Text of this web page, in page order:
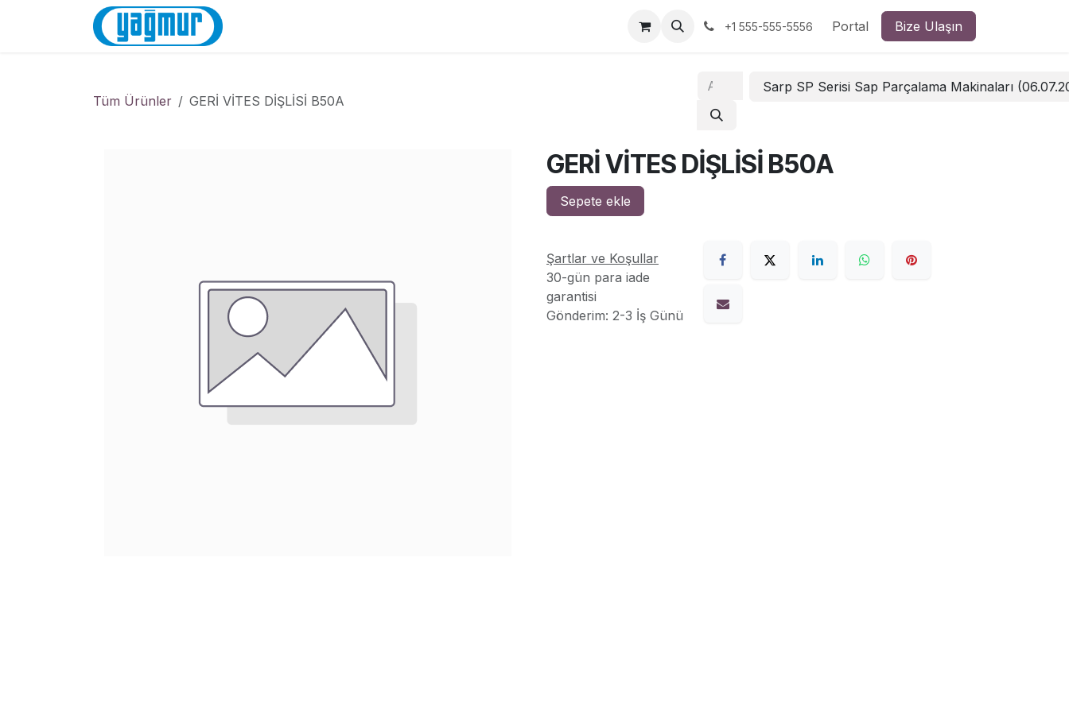
+1 555-555-5556 Portal Bize Ulaşın
Tüm Ürünler GERİ VİTES DİŞLİSİ B50A
Sarp SP Serisi Sap Parçalama Makinaları
GERİ VİTES DİŞLİSİ B50A
Sepete ekle
Şartlar ve Koşullar
30-gün para iade
garantisi
Gönderim: 2-3 İş Günü